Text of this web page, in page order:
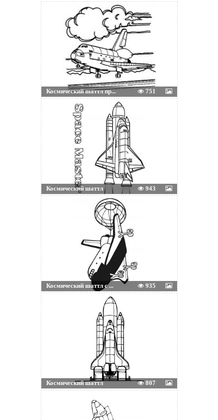
Космический шаттл пр... 751
Космический шаттл 943
Космический шаттл с ... 935
Космический шаттл 807